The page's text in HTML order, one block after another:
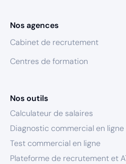
Nos agences
Cabinet de recrutement
Centres de formation
Nos outils
Calculateur de salaires
Diagnostic commercial en ligne
Test commercial en ligne
Plateforme de recrutement et